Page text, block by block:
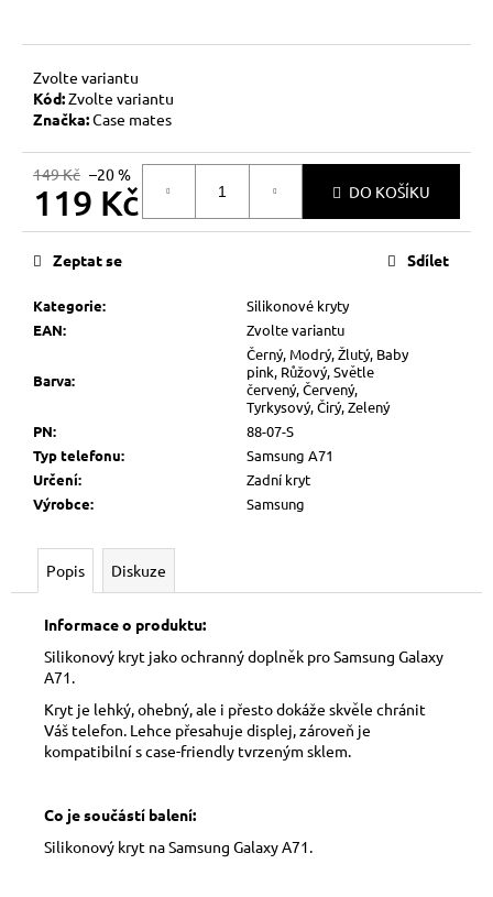
Zvolte variantu
Kód:Zvolte variantu
Značka:Case mates
149 Kč –20 %
119 Kč
Měrná
DO KOŠÍKU
Kategorie:
Silikonové kryty
EAN: Zvolte variantu
Barva:
Černý, Modrý, Žlutý, Baby
pink, Růžový, Světle
červený, Červený,
Tyrkysový, Čirý, Zelený
PN:
88-07-S
Typ telefonu:
Samsung A71
Určení:
Zadní kryt
Výrobce: Samsung
Zeptat se Sdílet
Popis Diskuze
Informace o produktu:
Silikonový kryt jako ochranný doplněk pro Samsung Galaxy
A71.
Kryt je lehký, ohebný, ale i přesto dokáže skvěle chránit
Váš telefon. Lehce přesahuje displej, zároveň je
kompatibilní s case-friendly tvrzeným sklem.
Co je součástí balení:
Silikonový kryt na Samsung Galaxy A71.
e
m
e